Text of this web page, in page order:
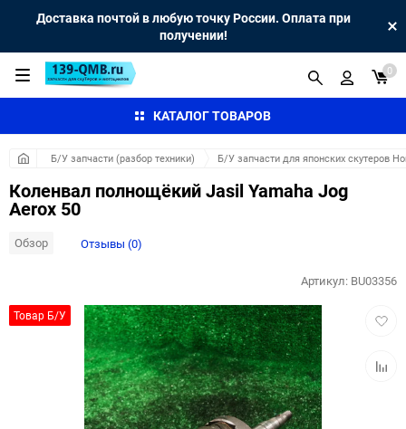
Доставка почтой в любую точку России. Оплата при
получении!
КАТАЛОГ ТОВАРОВ
0
Б/У запчасти (разбор техники) Б/У запчасти для японских скутеров
Коленвал полнощёкий Jasil Yamaha Jog
Aerox 50
Обзор Отзывы (0)
Товар Б/У
Артикул: BU03356